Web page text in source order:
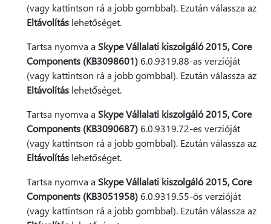
(vagy kattintson rá a jobb gombbal). Ezután válassza az
Eltávolítás lehetőséget.
Tartsa nyomva a Skype Vállalati kiszolgáló 2015, Core
Components (KB3098601) 6.0.9319.88-as verzióját
(vagy kattintson rá a jobb gombbal). Ezután válassza az
Eltávolítás lehetőséget.
Tartsa nyomva a Skype Vállalati kiszolgáló 2015, Core
Components (KB3090687) 6.0.9319.72-es verzióját
(vagy kattintson rá a jobb gombbal). Ezután válassza az
Eltávolítás lehetőséget.
Tartsa nyomva a Skype Vállalati kiszolgáló 2015, Core
Components (KB3051958) 6.0.9319.55-ös verzióját
(vagy kattintson rá a jobb gombbal). Ezután válassza az